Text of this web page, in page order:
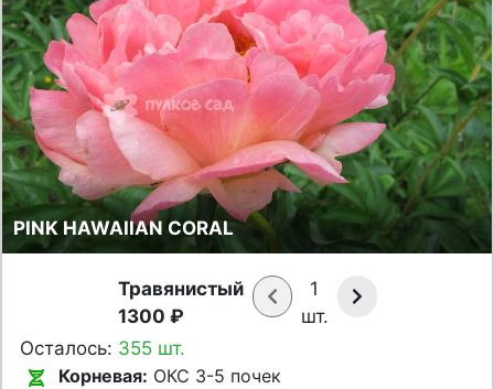
PINK HAWAIIAN CORAL
Травянистый
1300 ₽
1
шт.
Осталось: 355 шт.
Корневая: ОКС 3-5 почек